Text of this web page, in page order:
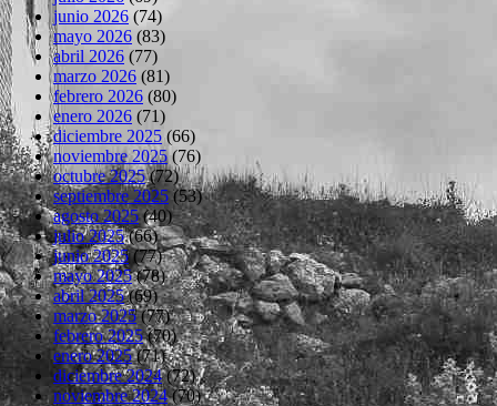
junio 2026 (74)
mayo 2026 (83)
abril 2026 (77)
marzo 2026 (81)
febrero 2026 (80)
enero 2026 (71)
diciembre 2025(66)
noviembre 2025(76)
octubre 2025(72)
septiembre 2025(53)
agosto 2025(40)
julio 2025(66)
junio 2025(77)
mayo 2025(78)
abril 2025(69)
marzo 2025(77)
febrero 2025(70)
enero 2025(71)
diciembre 2024(72)
noviembre 2024(70)